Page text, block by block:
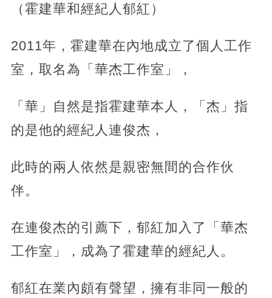
（霍建華和經紀人郁紅）
2011年，霍建華在內地成立了個人工作
室，取名為「華杰工作室」，
「華」自然是指霍建華本人，「杰」指
的是他的經紀人連俊杰，
此時的兩人依然是親密無間的合作伙
伴。
在連俊杰的引薦下，郁紅加入了「華杰
工作室」，成為了霍建華的經紀人。
郁紅在業內頗有聲望，擁有非同一般的